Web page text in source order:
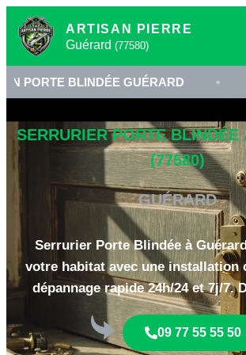
ARTISAN PIERRE
Guérard (77580)
BLINDÉE GUÉRARD •
SERRURIER PORTE BLINDÉE
(77580)
GUÉRARD
Serrurier Porte Blindée à
votre habitat avec une installation
dépannage rapide 24h/24 et 7j/7.
09 77 55 55 50